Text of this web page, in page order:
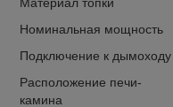
Номинальная мощность
Подключение к дымоходу
Расположение печи-
камина